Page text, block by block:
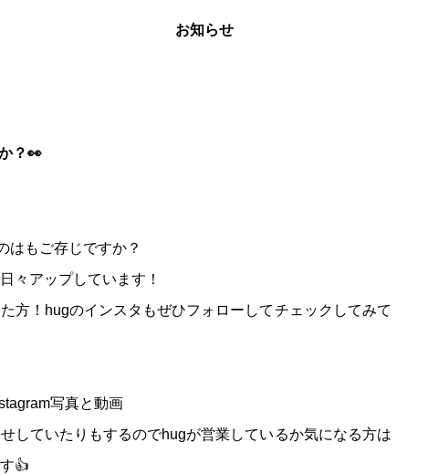
お知らせ
？👀
はもご存じですか？
々アップしています！
方！hugのインスタもぜひフォローしてチェックしてみて
写真と動画
していたりもするのでhugが営業しているか気になる方は
👍